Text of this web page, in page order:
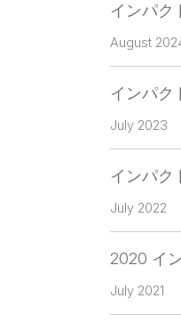
インパク
August
インパク
July 2023
インパク
July 2022
2020 イ
July 2021